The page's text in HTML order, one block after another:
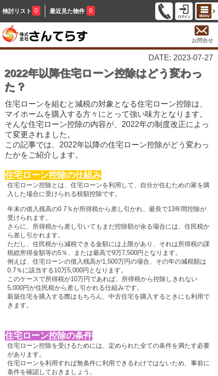
検討リスト 0 最近見た物件 0
お問合せ
DATE: 2023-07-27
2022年以降住宅ローン控除はどう変わっ
た？
住宅ローンを組むと減税の対象となる住宅ローン控除は、
マイホームを購入する方々にとって強い味方となります。
そんな住宅ローン控除の内容が、2022年の制度改正によっ
て変更されました。
この記事では、2022年以降の住宅ローン控除がどう変わっ
たかをご紹介します。
住宅ローン控除の仕組み
住宅ローン控除とは、 住宅ローンを利用して、 自分が住むための家を購
入した場合に受けられる税額控除です。
年末の借入残高の0.7％が所得税から差し引かれ、最長で13年間控除が
受けられます。
さらに、所得税から差し引いてもまだ控除額が余る場合には、住民税か
ら差し引かれます。
ただし、住民税から減税できる金額には上限があり、それは所得税の課
税総所得金額等の5％、または最高で9万7,500円となります。
例えば、住宅ローンの借入残高が1,500万円の場合、その年の減税額は
0.7％に該当する10万5,000円となります。
このケースで所得税が10万円であれば、所得税から控除しきれない
5,000円が住民税から差し引かれる仕組みです。
新築住宅を購入する際はもちろん、中古住宅を購入するときにも利用で
きます。
住宅ローン控除の条件
住宅ローン控除を受けるためには、定められた全ての条件を満たす必要
があります。
住宅ローンを利用すれば無条件に利用できるわけではないため、事前に
条件を確認しておきましょう。